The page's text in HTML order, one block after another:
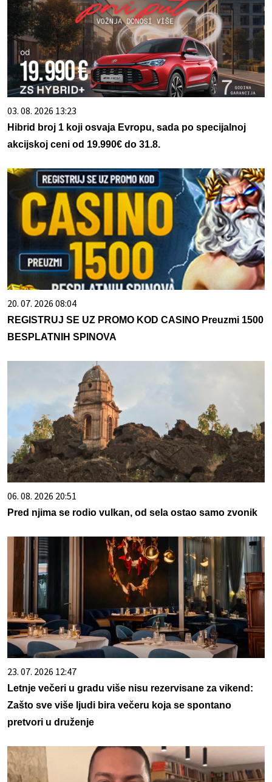
03. 08. 2026 13:23
Hibrid broj 1 koji osvaja Evropu, sada po specijalnoj
akcijskoj ceni od 19.990€ do 31.8.
20. 07. 2026 08:04
REGISTRUJ SE UZ PROMO KOD CASINO Preuzmi 1500
BESPLATNIH SPINOVA
06. 08. 2026 20:51
Pred njima se rodio vulkan, od sela ostao samo zvonik
23. 07. 2026 12:47
Letnje večeri u gradu više nisu rezervisane za vikend:
Zašto sve više ljudi bira večeru koja se spontano
pretvori u druženje